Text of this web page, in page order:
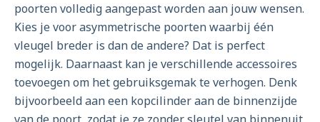
poorten volledig aangepast worden aan jouw wensen.
Kies je voor asymmetrische poorten waarbij één
vleugel breder is dan de andere? Dat is perfect
mogelijk. Daarnaast kan je verschillende accessoires
toevoegen om het gebruiksgemak te verhogen. Denk
bijvoorbeeld aan een kopcilinder aan de binnenzijde